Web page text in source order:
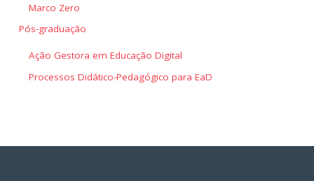
Marco Zero
Pós-graduação
Ação Gestora em Educação Digital
Processos Didático-Pedagógico para EaD